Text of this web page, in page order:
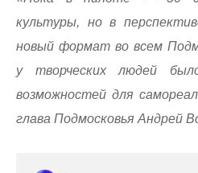
культуры, но в
новый формат во всем
у творческих людей
возможностей для
глава Подмосковья Андрей